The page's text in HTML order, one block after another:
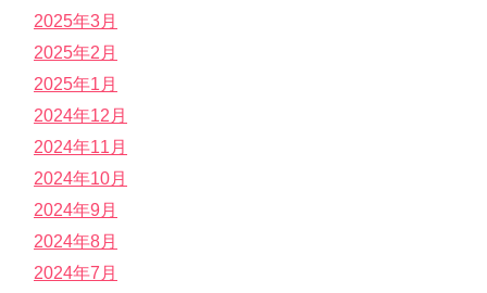
2025年3月
2025年2月
2025年1月
2024年12月
2024年11月
2024年10月
2024年9月
2024年8月
2024年7月